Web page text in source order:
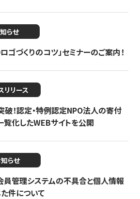
らせ
ゴづくりのコツ」セミナーのご案内！
リリース
！認定・特例認定NPO法人の寄付
化したWEBサイトを公開
らせ
員管理システムの不具合と個人情報
件について